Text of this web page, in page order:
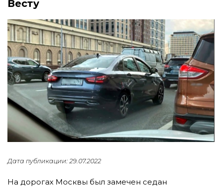
Весту
Дата публикации: 29.07.2022
На дорогах Москвы был замечен седан